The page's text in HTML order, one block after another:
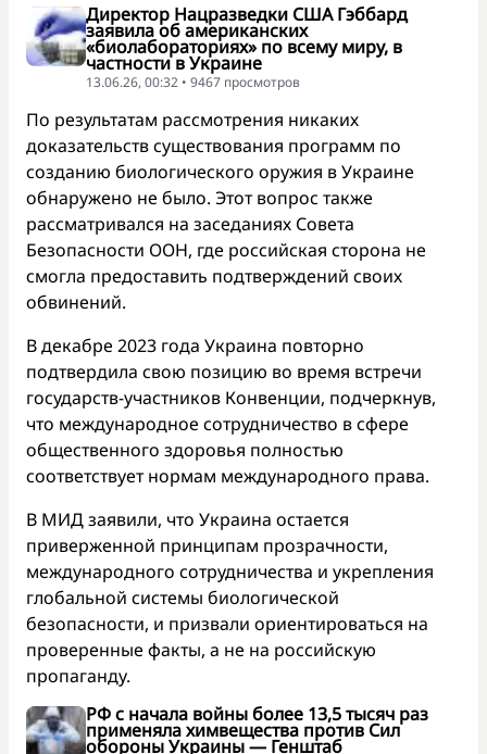
Директор Нацразведки США Гэббард
заявила об американских
«биолабораториях» по всему миру, в
частности в Украине
13.06.26, 00:32 • 9467 просмотров
По результатам рассмотрения никаких
доказательств существования программ по
созданию биологического оружия в Украине
обнаружено не было. Этот вопрос также
рассматривался на заседаниях Совета
Безопасности ООН, где российская сторона не
смогла предоставить подтверждений своих
обвинений.
В декабре 2023 года Украина повторно
подтвердила свою позицию во время встречи
государств-участников Конвенции, подчеркнув,
что международное сотрудничество в сфере
общественного здоровья полностью
соответствует нормам международного права.
В МИД заявили, что Украина остается
приверженной принципам прозрачности,
международного сотрудничества и укрепления
глобальной системы биологической
безопасности, и призвали ориентироваться на
проверенные факты, а не на российскую
пропаганду.
РФ с начала войны более 13,5 тысяч раз
применяла химвещества против Сил
обороны Украины — Генштаб